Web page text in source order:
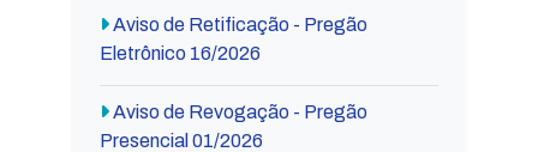
Aviso de Retificação - Pregão
Eletrônico 16/2026
Aviso de Revogação - Pregão
Presencial 01/2026